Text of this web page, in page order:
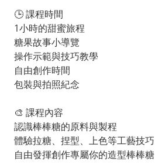
🕒 課程時間
1小時的甜蜜旅程
糖果故事小導覽
操作示範與技巧教學
自由創作時間
包裝與拍照紀念
🎨 課程內容
認識棒棒糖的原料與製程
體驗拉糖、捏型、上色等工藝技巧
自由發揮創作專屬你的造型棒棒糖